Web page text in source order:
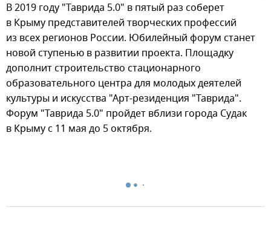
В 2019 году "Таврида 5.0" в пятый раз соберет
в Крыму представителей творческих профессий
из всех регионов России. Юбилейный форум станет
новой ступенью в развитии проекта. Площадку
дополнит строительство стационарного
образовательного центра для молодых деятелей
культуры и искусства "Арт-резиденция "Таврида".
Форум "Таврида 5.0" пройдет вблизи города Судак
в Крыму с 11 мая до 5 октября.